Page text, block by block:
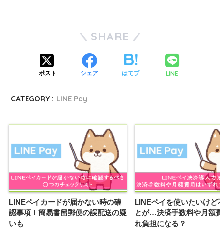
SHARE
ポスト シェア はてブ LINE
CATEGORY : LINE Pay
LINEペイカードが届かない時の確
認事項！簡易書留郵便の誤配送の疑
いも
LINEペイを使いたいけど
とが…決済手数料や月額
れ負担になる？